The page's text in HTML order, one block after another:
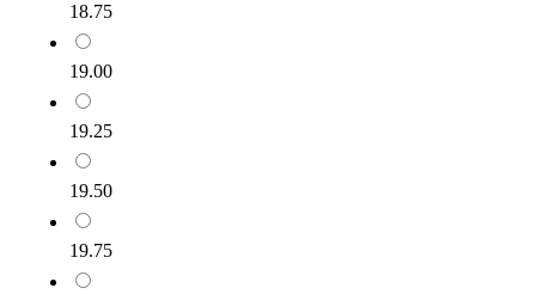
18.75
19.00
19.25
19.50
19.75